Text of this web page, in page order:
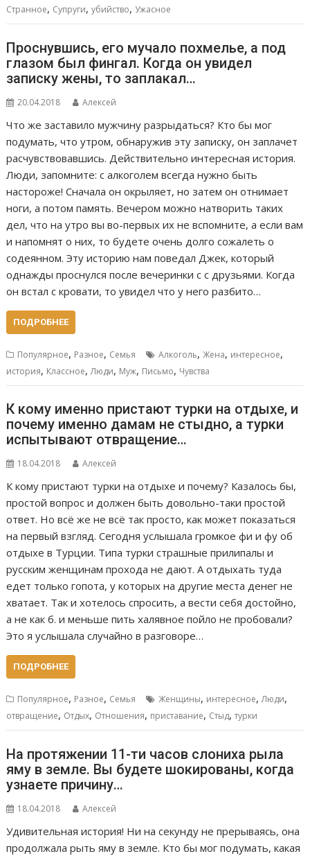
Странное, Супруги,убийство,Ужасное
Проснувшись, его мучало похмелье, а под
глазом был фингал. Когда он увидел
записку жены, то заплакал…
20.04.2018 Алексей
Что же заставило мужчину разрыдаться? Кто бы мог
подумать, что утром, обнаружив эту записку, он заплачет
расчувствовавшись. Действительно интересная история.
Люди, запомните: с алкоголем всегда нужно быть
настороже! Сначала он окрыляет, но затем он отнимает
ноги, а потом память. Вечером можно натворить таких
дел, что на утро вы во-первых их не вспомните, а если вам
и напомнят о них, то будете очень долго сожалеть о
содеянном. Эту историю нам поведал Джек, который
однажды проснулся после вечеринки с с друзьями. Когда
он встал с кровати, то увидел что у него разбито…
ПОДРОБНЕЕ
Популярное, Разное, Семья Алкоголь, Жена, интересное,
история, Классное, Люди, Муж, Письмо, Чувства
К кому именно пристают турки на отдыхе, и
почему именно дамам не стыдно, а турки
испытывают отвращение…
18.04.2018 Алексей
К кому пристают турки на отдыхе и почему? Казалось бы,
простой вопрос и должен быть довольно-таки простой
ответ. Но всё же не всё так просто, как может показаться
на первый взгляд. Сегодня услышала громкое фи и фу об
отдыхе в Турции. Типа турки страшные прилипалы и
русским женщинам прохода не дают. А отдыхать туда
едет только гопота, у которых на другие места денег не
хватает. Так и хотелось спросить, а вести себя достойно,
а не как б. и меньше пить халявное пойло не пробовали?
Это я услышала случайно в разговоре…
ПОДРОБНЕЕ
Популярное, Разное, Семья Женщины, интересное,Люди,
отвращение, Отдых, Отношения, приставание, Стыд,турки
На протяжении 11-ти часов слониха рыла
яму в земле. Вы будете шокированы, когда
узнаете причину…
18.04.2018 Алексей
Удивительная история! Ни на секунду не прерываясь, она
продолжала рыть яму в земле. Кто бы мог подумать, какая